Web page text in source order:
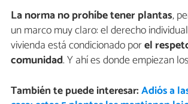
La norma no prohíbe tener plantas,
un marco muy claro: el derecho
vivienda está condicionado porel
comunidad. Y ahí es donde empiezan
También te puede interesar:Adiós a